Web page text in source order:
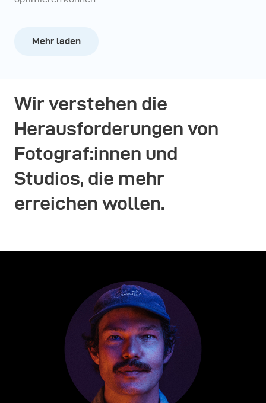
Mehr laden
Wir verstehen die
Herausforderungen von
Fotograf:innen und
Studios, die mehr
erreichen wollen.